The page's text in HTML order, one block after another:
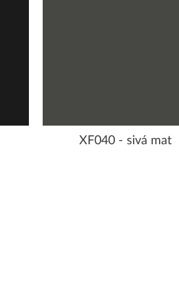
XF040 - sivá mat